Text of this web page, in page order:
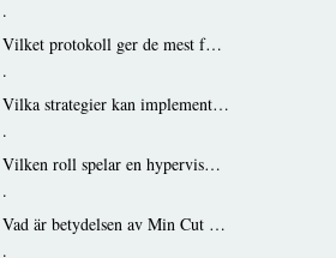
·
Vilket protokoll ger de mest f…
·
Vilka strategier kan implement…
·
Vilken roll spelar en hypervis…
·
Vad är betydelsen av Min Cut …